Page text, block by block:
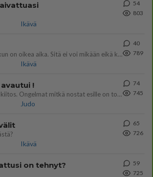
Ikävä
54
803
Kohtaamme jälleen kun on oikea aika. Sitä ei voi mikään eikä kukaan estää <3 <3
Ikävä
40
789
!
Olipa hyvä kirjoitus, kiitos. Ongelmat mitkä nostat esille on todellisia ja tämä ylimielisyys totta ja se näkyy kaikessa
Judo
74
745
Ikävä
65
726
on tehnyt?
59
725